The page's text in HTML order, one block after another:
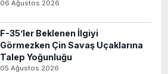
06 Ağustos 2026
F-35’ler Beklenen İlgiyi
Görmezken Çin Savaş Uçaklarına
Talep Yoğunluğu
05 Ağustos 2026